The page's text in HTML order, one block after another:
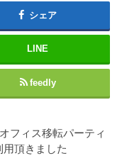
シェア
LINE
feedly
フィス移転パーティ
頂きました